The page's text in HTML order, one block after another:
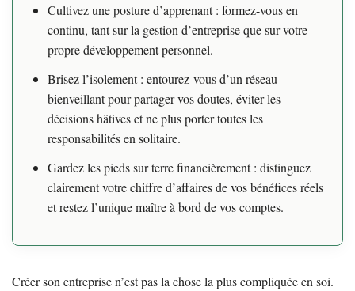
Cultivez une posture d’apprenant : formez-vous en
continu, tant sur la gestion d’entreprise que sur votre
propre développement personnel.
Brisez l’isolement : entourez-vous d’un réseau
bienveillant pour partager vos doutes, éviter les
décisions hâtives et ne plus porter toutes les
responsabilités en solitaire.
Gardez les pieds sur terre financièrement : distinguez
clairement votre chiffre d’affaires de vos bénéfices réels
et restez l’unique maître à bord de vos comptes.
Créer son entreprise n’est pas la chose la plus compliquée en soi.